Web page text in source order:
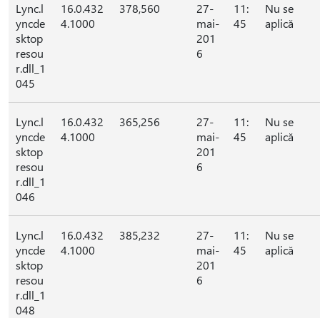
Lync.l
yncde
sktop
resou
r.dll_1
045
16.0.432
4.1000
378,560
27-
mai-
201
6
11:
45
Nu se
aplică
Lync.l
yncde
sktop
resou
r.dll_1
046
16.0.432
4.1000
365,256
27-
mai-
201
6
11:
45
Nu se
aplică
Lync.l
yncde
sktop
resou
r.dll_1
048
16.0.432
4.1000
385,232
27-
mai-
201
6
11:
45
Nu se
aplică